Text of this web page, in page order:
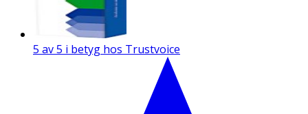
5 av 5 i betyg hos Trustvoice